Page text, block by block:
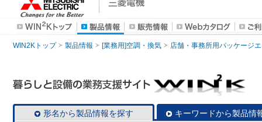
WIN2Kトップ 製品情報 [業務用]空調・換気 店舗・事務所用パッケージ
形名から製品情報を探す キーワードから製品情